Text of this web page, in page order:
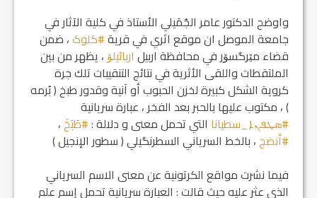
واوضح الدكتور عامر الجُمَيلي الأستاذ في كلية الآثار في
جامعة الموصل ان موقع اثري في قرية#کلوک، ضمن
قضاء مێرگسۆر في محافظة اربيلاربائیلۆ، يظهر من بين
الملتقطات واللقى الأثرية في نتائج التنقيبات تلك جرة
كروية الشكل كبيرة لخزن الحبوب أو آنية وقدور طبخ ( بُرمه
) ، مكتوب عليها بالحبر بعد الفخر ، عبارة سريانية
#ܣܛܦܢܐ_سطپانا التي تحمل معنى و دلالة :#طَبَخَ،
#أنضج، بالخط السرياني السطرنگيلي ( سطور الإنجيل )
فيما نشرت مواقع الكرتونية عن معنى الاسم السرياني
الذي عثر عليه حيث قالت : العبارة سريانية تحمل إسم علم